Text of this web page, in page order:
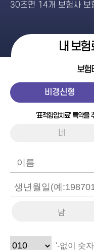
30초면 14개 보험사 보
내 보험
보험
비갱신형
'표적항암치료' 특약을
네
남